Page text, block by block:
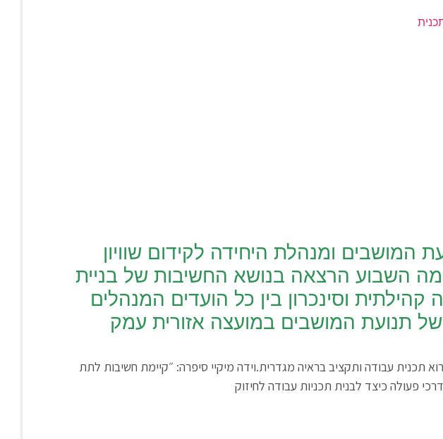
ומנהלת היחידה לקידום שוויון
השבוע הרצאה בנושא החשיבות של בניית
וסינכרון בין כל הועדים המנהלים
של תנועת המושבים במועצה אזורית עמק
תכנית עבודה ותקציב בראיה מגדרית.וידה מיקיי סיפרה: ״קיימת חשיבות לתת
פעולה כיצד לבנית תכניות עבודה לחיזוק